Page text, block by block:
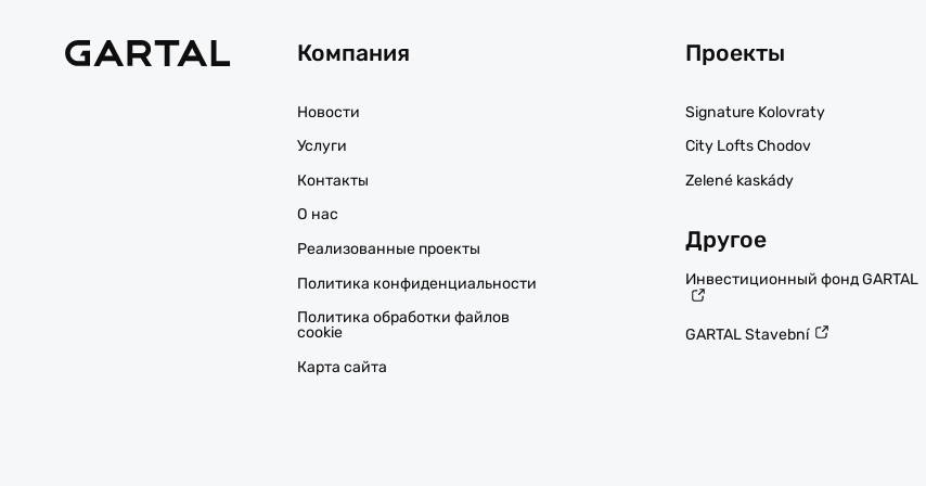
Компания
Новости
Услуги
Контакты
О нас
Реализованные проекты
Политика конфиденциальности
Политика обработки файлов
cookie
Карта сайта
Проекты
Signature Kolovraty
City Lofts Chodov
Zelené kaskády
Другое
Инвестиционный фонд GARTAL
GARTAL Stavební